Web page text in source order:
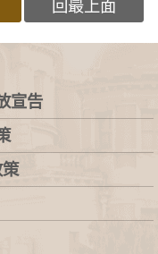
回最上面
宣告